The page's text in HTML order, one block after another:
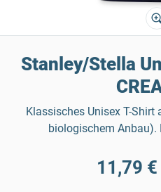
Stanley/Stella
Klassisches Unisex T-
biologischem
11,79 €